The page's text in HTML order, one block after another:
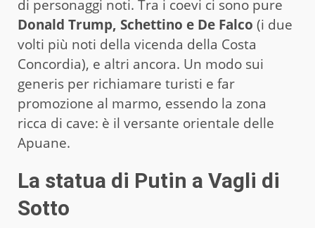
di personaggi noti. Tra i coevi ci sono pure
Donald Trump, Schettino e De Falco (i due
volti più noti della vicenda della Costa
Concordia), e altri ancora. Un modo sui
generis per richiamare turisti e far
promozione al marmo, essendo la zona
ricca di cave: è il versante orientale delle
Apuane.
La statua di Putin a Vagli di
Sotto